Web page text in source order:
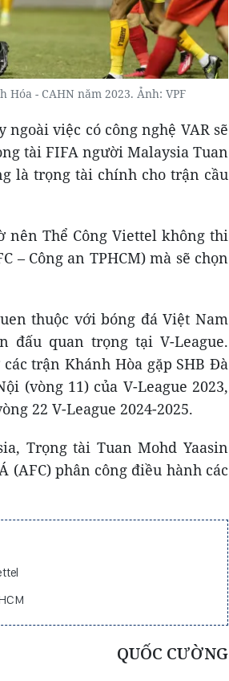
- CAHN năm 2023. Ảnh: VPF
ngoài việc có công nghệ VAR sẽ
tài FIFA người Malaysia Tuan
là trọng tài chính cho trận cầu
nên Thể Công Viettel không thi
– Công an TPHCM) mà sẽ chọn
thuộc với bóng đá Việt Nam
quan trọng tại V-League.
trận Khánh Hòa gặp SHB Đà
(vòng 11) của V-League 2023,
22 V-League 2024-2025.
Trọng tài Tuan Mohd Yaasin
(AFC) phân công điều hành các
QUỐC CƯỜNG